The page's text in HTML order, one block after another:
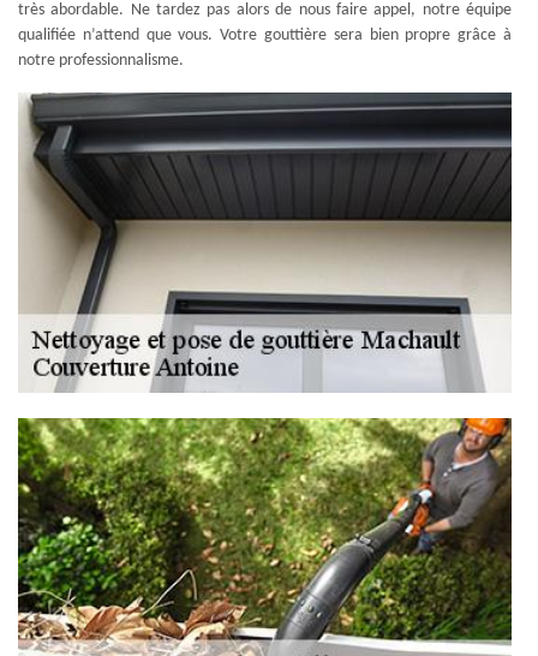
très abordable. Ne tardez pas alors de nous faire appel, notre équipe
qualifiée n’attend que vous. Votre gouttière sera bien propre grâce à
notre professionnalisme.